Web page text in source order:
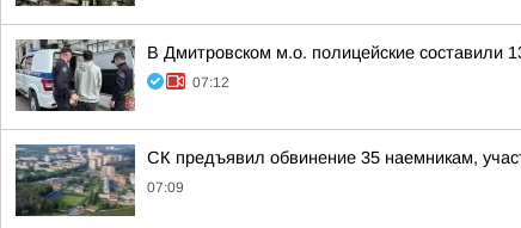
В Дмитровском м.о. полицейские составили
07:12
СК предъявил обвинение 35 наемникам,
07:09